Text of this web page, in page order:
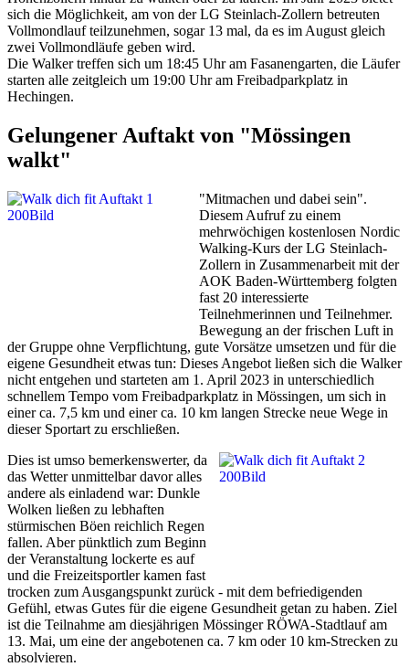
sich die Möglichkeit, am von der LG Steinlach-Zollern betreuten
Vollmondlauf teilzunehmen, sogar 13 mal, da es im August gleich
zwei Vollmondläufe geben wird.
Die Walker treffen sich um 18:45 Uhr am Fasanengarten, die Läufer
starten alle zeitgleich um 19:00 Uhr am Freibadparkplatz in
Hechingen.
Gelungener Auftakt von "Mössingen
walkt"
"Mitmachen und dabei sein".
Diesem Aufruf zu einem
mehrwöchigen kostenlosen Nordic
Walking-Kurs der LG Steinlach-
Zollern in Zusammenarbeit mit der
AOK Baden-Württemberg folgten
fast 20 interessierte
Teilnehmerinnen und Teilnehmer.
Bewegung an der frischen Luft in
der Gruppe ohne Verpflichtung, gute Vorsätze umsetzen und für die
eigene Gesundheit etwas tun: Dieses Angebot ließen sich die Walker
nicht entgehen und starteten am 1. April 2023 in unterschiedlich
schnellem Tempo vom Freibadparkplatz in Mössingen, um sich in
einer ca. 7,5 km und einer ca. 10 km langen Strecke neue Wege in
dieser Sportart zu erschließen.
Dies ist umso bemerkenswerter, da
das Wetter unmittelbar davor alles
andere als einladend war: Dunkle
Wolken ließen zu lebhaften
stürmischen Böen reichlich Regen
fallen. Aber pünktlich zum Beginn
der Veranstaltung lockerte es auf
und die Freizeitsportler kamen fast
trocken zum Ausgangspunkt zurück - mit dem befriedigenden
Gefühl, etwas Gutes für die eigene Gesundheit getan zu haben. Ziel
ist die Teilnahme am diesjährigen Mössinger RÖWA-Stadtlauf am
13. Mai, um eine der angebotenen ca. 7 km oder 10 km-Strecken zu
absolvieren.